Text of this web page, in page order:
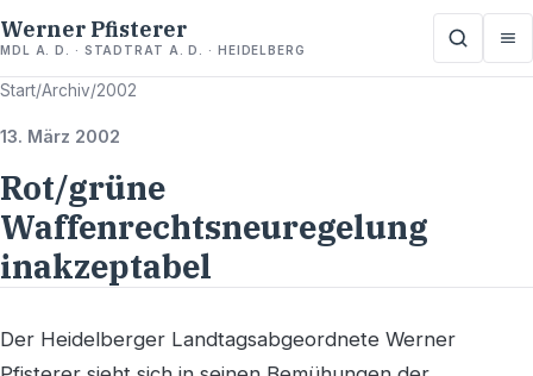
Werner Pfisterer
MDL A. D. · STADTRAT A. D. · HEIDELBERG
Start/Archiv/2002
13. März 2002
Rot/grüne
Waffenrechtsneuregelung
inakzeptabel
Der Heidelberger Landtagsabgeordnete Werner